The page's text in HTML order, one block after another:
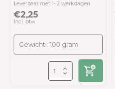
Leverbaar met 1- 2 werkdagen
€2,25
Incl. btw